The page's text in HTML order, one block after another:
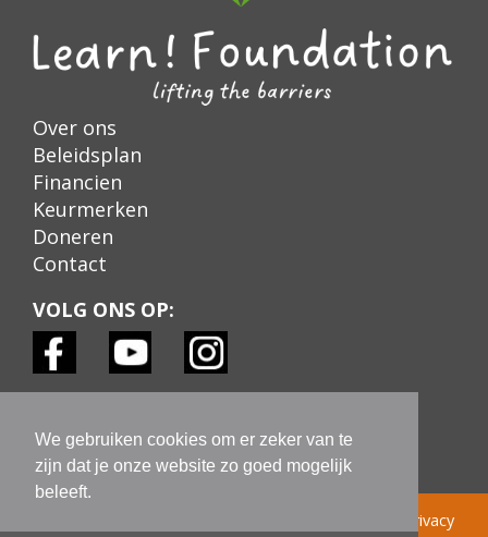
We gebruiken cookies om er zeker van te
zijn dat je onze website zo goed mogelijk
beleeft.
Over ons
Beleidsplan
Financien
Keurmerken
Doneren
Contact
VOLG ONS OP:
Privacy